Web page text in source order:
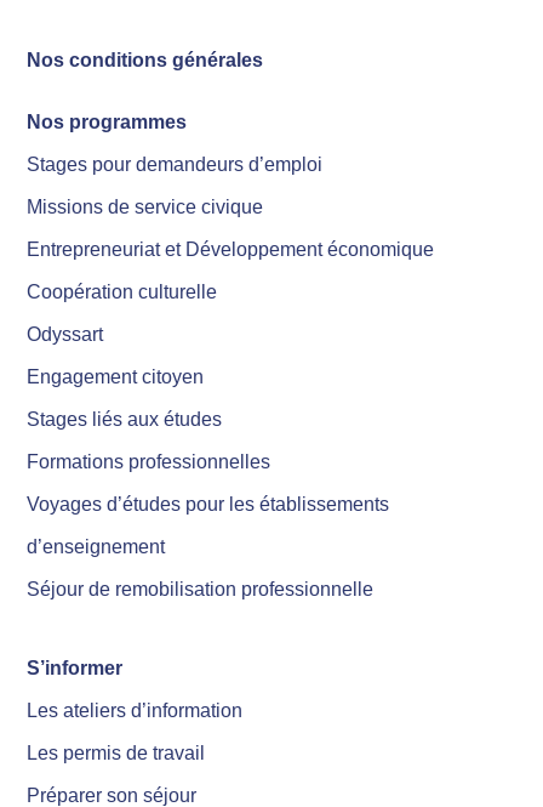
Nos conditions générales
Nos programmes
Stages pour demandeurs d’emploi
Missions de service civique
Entrepreneuriat et Développement économique
Coopération culturelle
Odyssart
Engagement citoyen
Stages liés aux études
Formations professionnelles
Voyages d’études pour les établissements
d’enseignement
Séjour de remobilisation professionnelle
S’informer
Les ateliers d’information
Les permis de travail
Préparer son séjour